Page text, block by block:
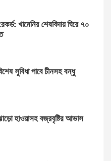
খামেনির শেষবিদায় ঘিরে ৭০
সুবিধা পাবে চীনসহ বন্ধু
হাওয়াসহ বজ্রবৃষ্টির আভাস